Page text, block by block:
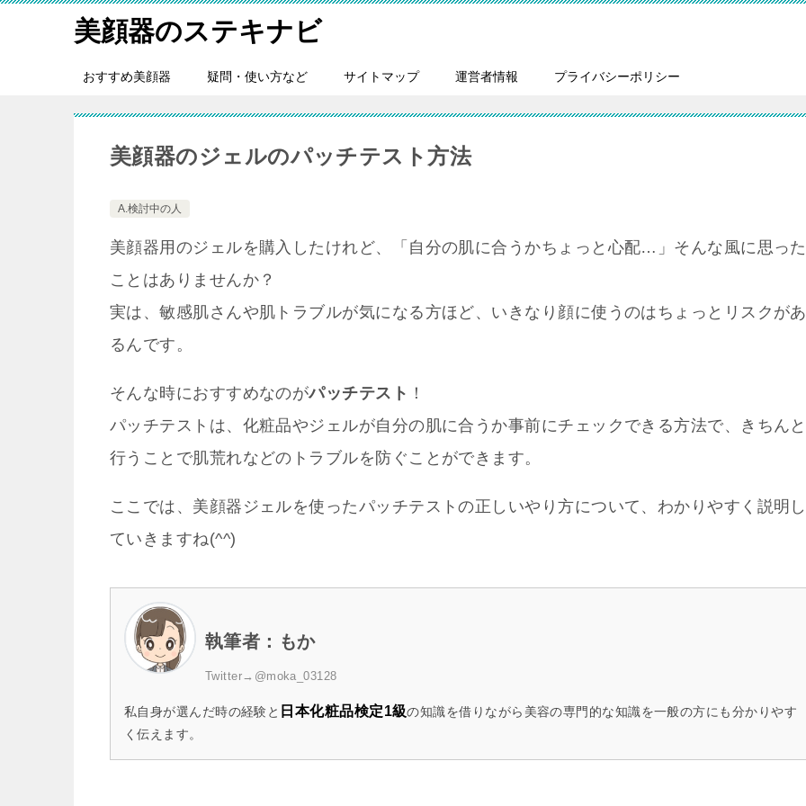
美顔器のステキナビ
おすすめ美顔器 疑問・使い方など サイトマップ 運営者情報 プライバシーポリシー
美顔器のジェルのパッチテスト方法
A.検討中の人
美顔器用のジェルを購入したけれど、「自分の肌に合うかちょっと心配…」そんな風に思った
ことはありませんか？
実は、敏感肌さんや肌トラブルが気になる方ほど、いきなり顔に使うのはちょっとリスクがあ
るんです。
そんな時におすすめなのがパッチテスト ！
パッチテストは、化粧品やジェルが自分の肌に合うか事前にチェックできる方法で、きちんと
行うことで肌荒れなどのトラブルを防ぐことができます。
ここでは、美顔器ジェルを使ったパッチテストの正しいやり方について、わかりやすく説明し
ていきますね(^^)
執筆者：もか
Twitter→ @moka_03128
私自身が選んだ時の経験と 日本化粧品検定1級の知識を借りながら美容の専門的な知識を一般の方にも分かりやす
く伝えます。